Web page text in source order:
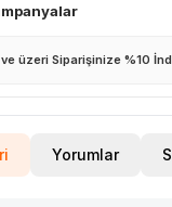
üzeri Siparişinize %10
Yorumlar